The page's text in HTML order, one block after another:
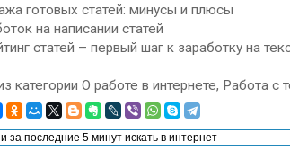
готовых статей: минусы и плюсы
на написании статей
статей – первый шаг к заработку на
категории О работе в интернете, Работа с